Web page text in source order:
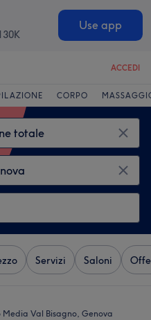
Use app
ACCEDI
CORPO
Servizi Saloni
Val Bisagno, Genova